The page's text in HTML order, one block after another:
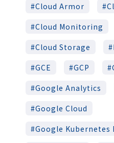
Cloud Armor
Cloud Monitoring
Cloud Storage
GCE
GCP
Google Analytics
Google Cloud
Google Kubernetes